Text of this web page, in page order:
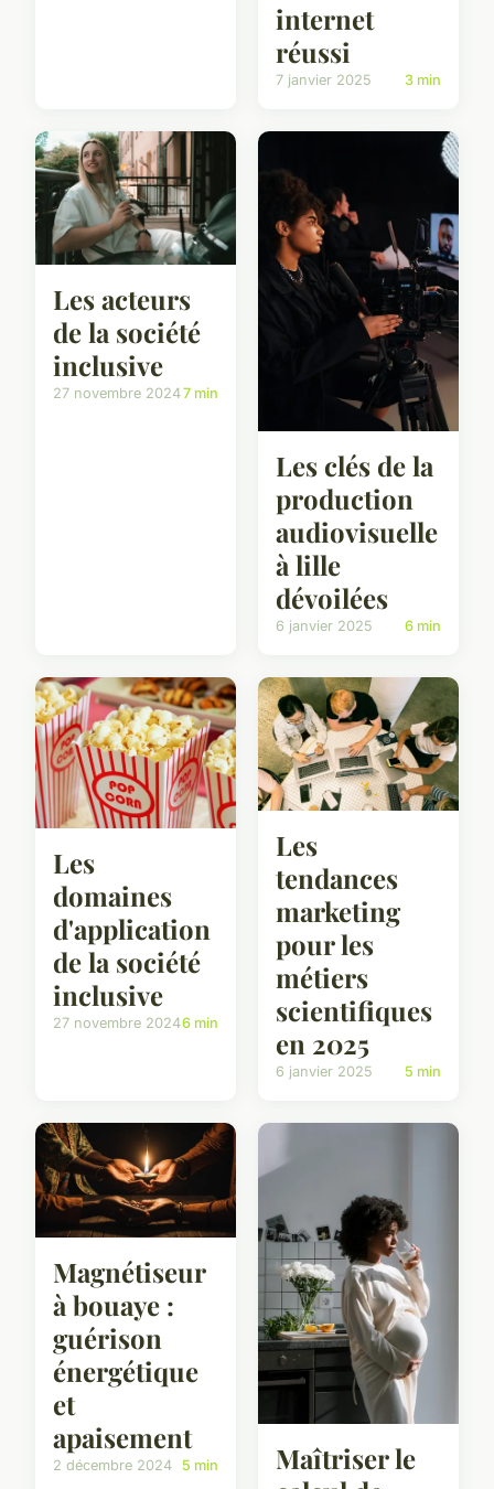
internet
réussi
7 janvier 2025 3 min
Les acteurs
de la société
inclusive
27 novembre 20247 min
Les clés de la
production
audiovisuelle
à lille
dévoilées
6 janvier 2025 6 min
Les
domaines
d'application
de la société
inclusive
27 novembre 20246 min
Les
tendances
marketing
pour les
métiers
scientifiques
en 2025
6 janvier 2025 5 min
Magnétiseur
à bouaye :
guérison
énergétique
et
apaisement
2 décembre 2024 5 min
Maîtriser le